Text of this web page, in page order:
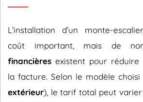
L’installation d’un monte-
coût important, mais de
financières existent pour réduire
la facture. Selon le modèle choisi
extérieur), le tarif total peut